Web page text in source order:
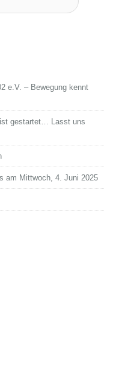
e.V. – Bewegung kennt
gestartet… Lasst uns
am Mittwoch, 4. Juni 2025